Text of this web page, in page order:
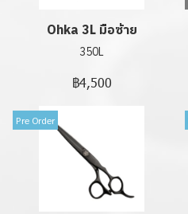
Ohka 3L มือซ้าย
350L
฿4,500
Pre Order